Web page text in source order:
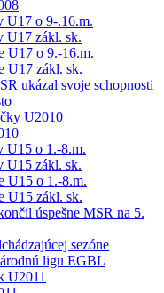
U17 o 9-.16.m.
U17 zákl. sk.
U17 o 9.-16.m.
U17 zákl. sk.
ukázal svoje schopnosti
U2010
U15 o 1.-8.m.
U15 zákl. sk.
U15 o 1.-8.m.
U15 zákl. sk.
úspešne MSR na 5.
sezóne
ligu EGBL
U2011